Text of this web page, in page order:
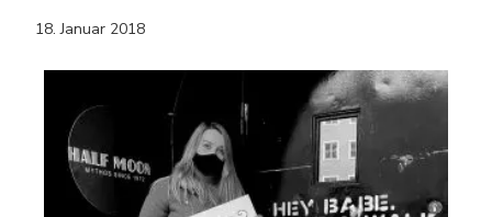
18. Januar 2018